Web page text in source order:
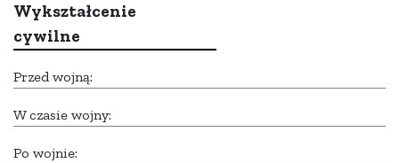
Wykształcenie
cywilne
Przed wojną:
W czasie wojny:
Po wojnie: